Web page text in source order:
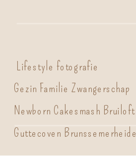
Lifestyle fotografie
Gezin Familie Zwangerschap
Newborn Cakesmash Bruiloft
Guttecoven Brunssemerheide